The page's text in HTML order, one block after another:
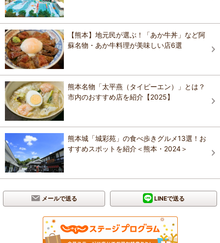
【熊本】地元民が選ぶ！「あか牛丼」など阿
蘇名物・あか牛料理が美味しい店6選
熊本名物「太平燕（タイピーエン）」とは？
市内のおすすめ店を紹介【2025】
熊本城「城彩苑」の食べ歩きグルメ13選！お
すすめスポットを紹介＜熊本・2024＞
メールで送る LINEで送る